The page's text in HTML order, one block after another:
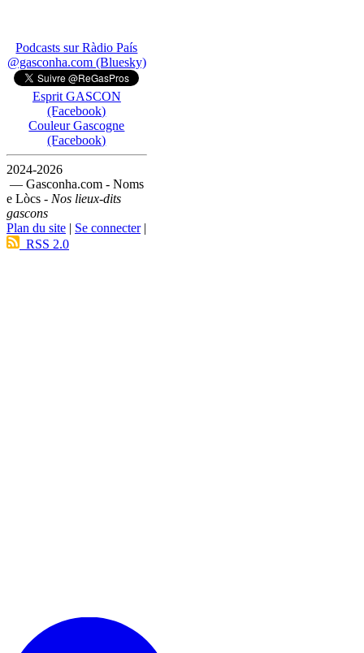
Podcasts sur Ràdio País
@gasconha.com (Bluesky)
Esprit GASCON
(Facebook)
Couleur Gascogne
(Facebook)
2024-2026
— Gasconha.com - Noms
e Lòcs - Nos lieux-dits
gascons
Plan du site | Se connecter|
RSS 2.0